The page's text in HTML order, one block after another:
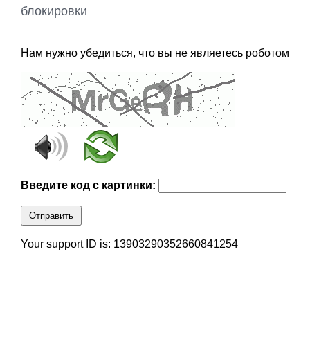
блокировки
Нам нужно убедиться, что вы не являетесь роботом
Введите код с картинки:
Отправить
Your support ID is: 13903290352660841254